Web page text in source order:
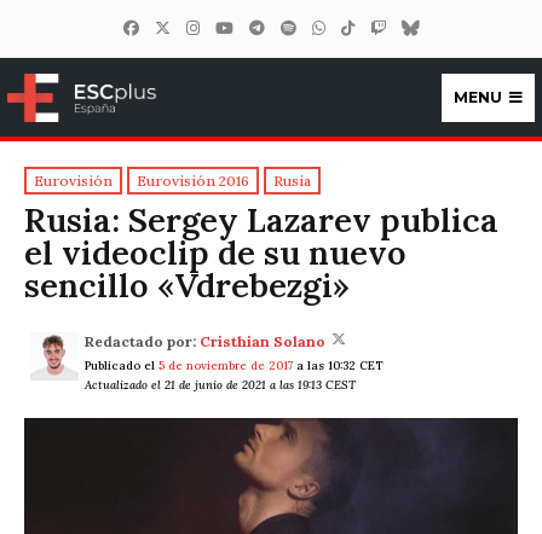
ESCplus España
MENU
Eurovisión Eurovisión 2016 Rusia
Rusia: Sergey Lazarev publica
el videoclip de su nuevo
sencillo «Vdrebezgi»
Redactado por: Cristhian Solano
Publicado el 5 de noviembre de 2017 a las 10:32 CET
Actualizado el 21 de junio de 2021 a las 19:13 CEST